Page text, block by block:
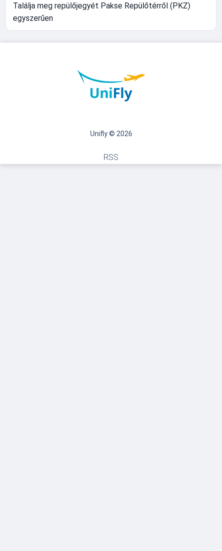
Találja meg repülőjegyét Pakse Repülőtérről (PKZ)
egyszerűen
Unifly © 2026
RSS